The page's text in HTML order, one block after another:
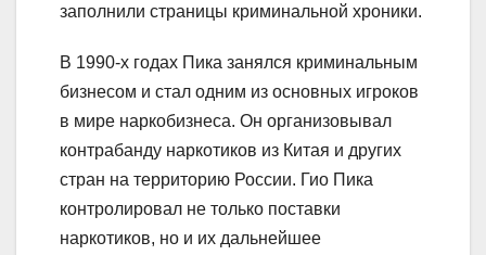
заполнили страницы криминальной хроники.
В 1990-х годах Пика занялся криминальным
бизнесом и стал одним из основных игроков
в мире наркобизнеса. Он организовывал
контрабанду наркотиков из Китая и других
стран на территорию России. Гио Пика
контролировал не только поставки
наркотиков, но и их дальнейшее